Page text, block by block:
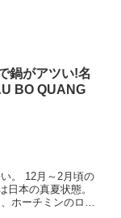
鍋がアツい!名
BO QUANG
。 12月～2月頃の
日本の真夏状態。
ホーチミンのロー